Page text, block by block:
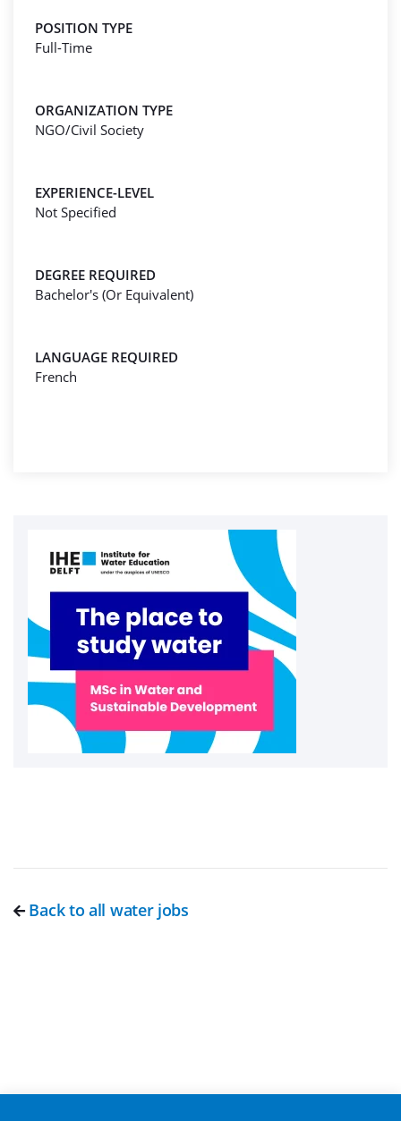
POSITION TYPE
Full-Time
ORGANIZATION TYPE
NGO/Civil Society
EXPERIENCE-LEVEL
Not Specified
DEGREE REQUIRED
Bachelor's (Or Equivalent)
LANGUAGE REQUIRED
French
Back to all water jobs